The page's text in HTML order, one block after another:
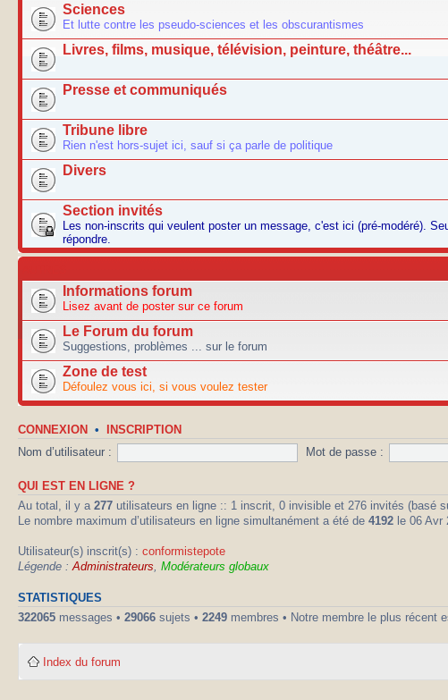
Sciences
Et lutte contre les pseudo-sciences et les obscurantismes
Livres, films, musique, télévision, peinture, théâtre...
Presse et communiqués
Tribune libre
Rien n'est hors-sujet ici, sauf si ça parle de politique
Divers
Section invités
Les non-inscrits qui veulent poster un message, c'est ici (pré-modéré).
répondre.
Informations forum
Lisez avant de poster sur ce forum
Le Forum du forum
Suggestions, problèmes ... sur le forum
Zone de test
Défoulez vous ici, si vous voulez tester
CONNEXION • INSCRIPTION
Nom d’utilisateur : Mot de passe :
QUI EST EN LIGNE ?
Au total, il y a 277 utilisateurs en ligne :: 1 inscrit, 0 invisible et 276 invités (basé
Le nombre maximum d’utilisateurs en ligne simultanément a été de 4192 le 06 Avr
Utilisateur(s) inscrit(s) : conformistepote
Légende : Administrateurs Modérateurs globaux
STATISTIQUES
322065 messages • 29066 sujets • 2249 membres • Notre membre le plus récent
Index du forum